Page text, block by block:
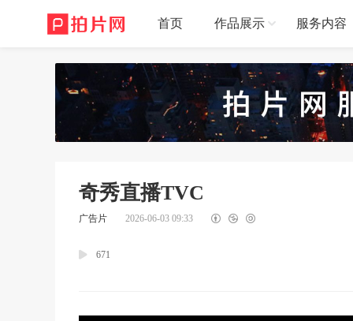
首页 作品展示 服务内容
奇秀直播TVC
广告片 2026-06-03 09:33
671